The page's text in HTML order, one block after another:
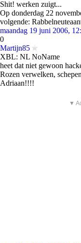
Shit! werken zuigt...
Op donderdag 22
volgende:
maandag 19 juni 2006,
0
Martijn85
XBL: NL NoName
heet dat niet gewoon
Rozen verwelken,
Adriaan!!!!
▼